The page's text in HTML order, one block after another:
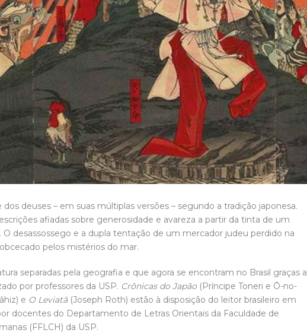
deuses – em suas múltiplas versões – segundo a tradição japonesa.
afiadas sobre generosidade e avareza a partir da tinta de um
O desassossego e a dupla tentação de um mercador judeu perdido na
pelos mistérios do mar.
separadas pela geografia e que agora se encontram no Brasil graças a
por professores da USP. Crônicas do Japão (Príncipe Toneri e Ō-no-
e O Leviatã(Joseph Roth) estão à disposição do leitor brasileiro em
docentes do Departamento de Letras Orientais da Faculdade de
(FFLCH) da USP.